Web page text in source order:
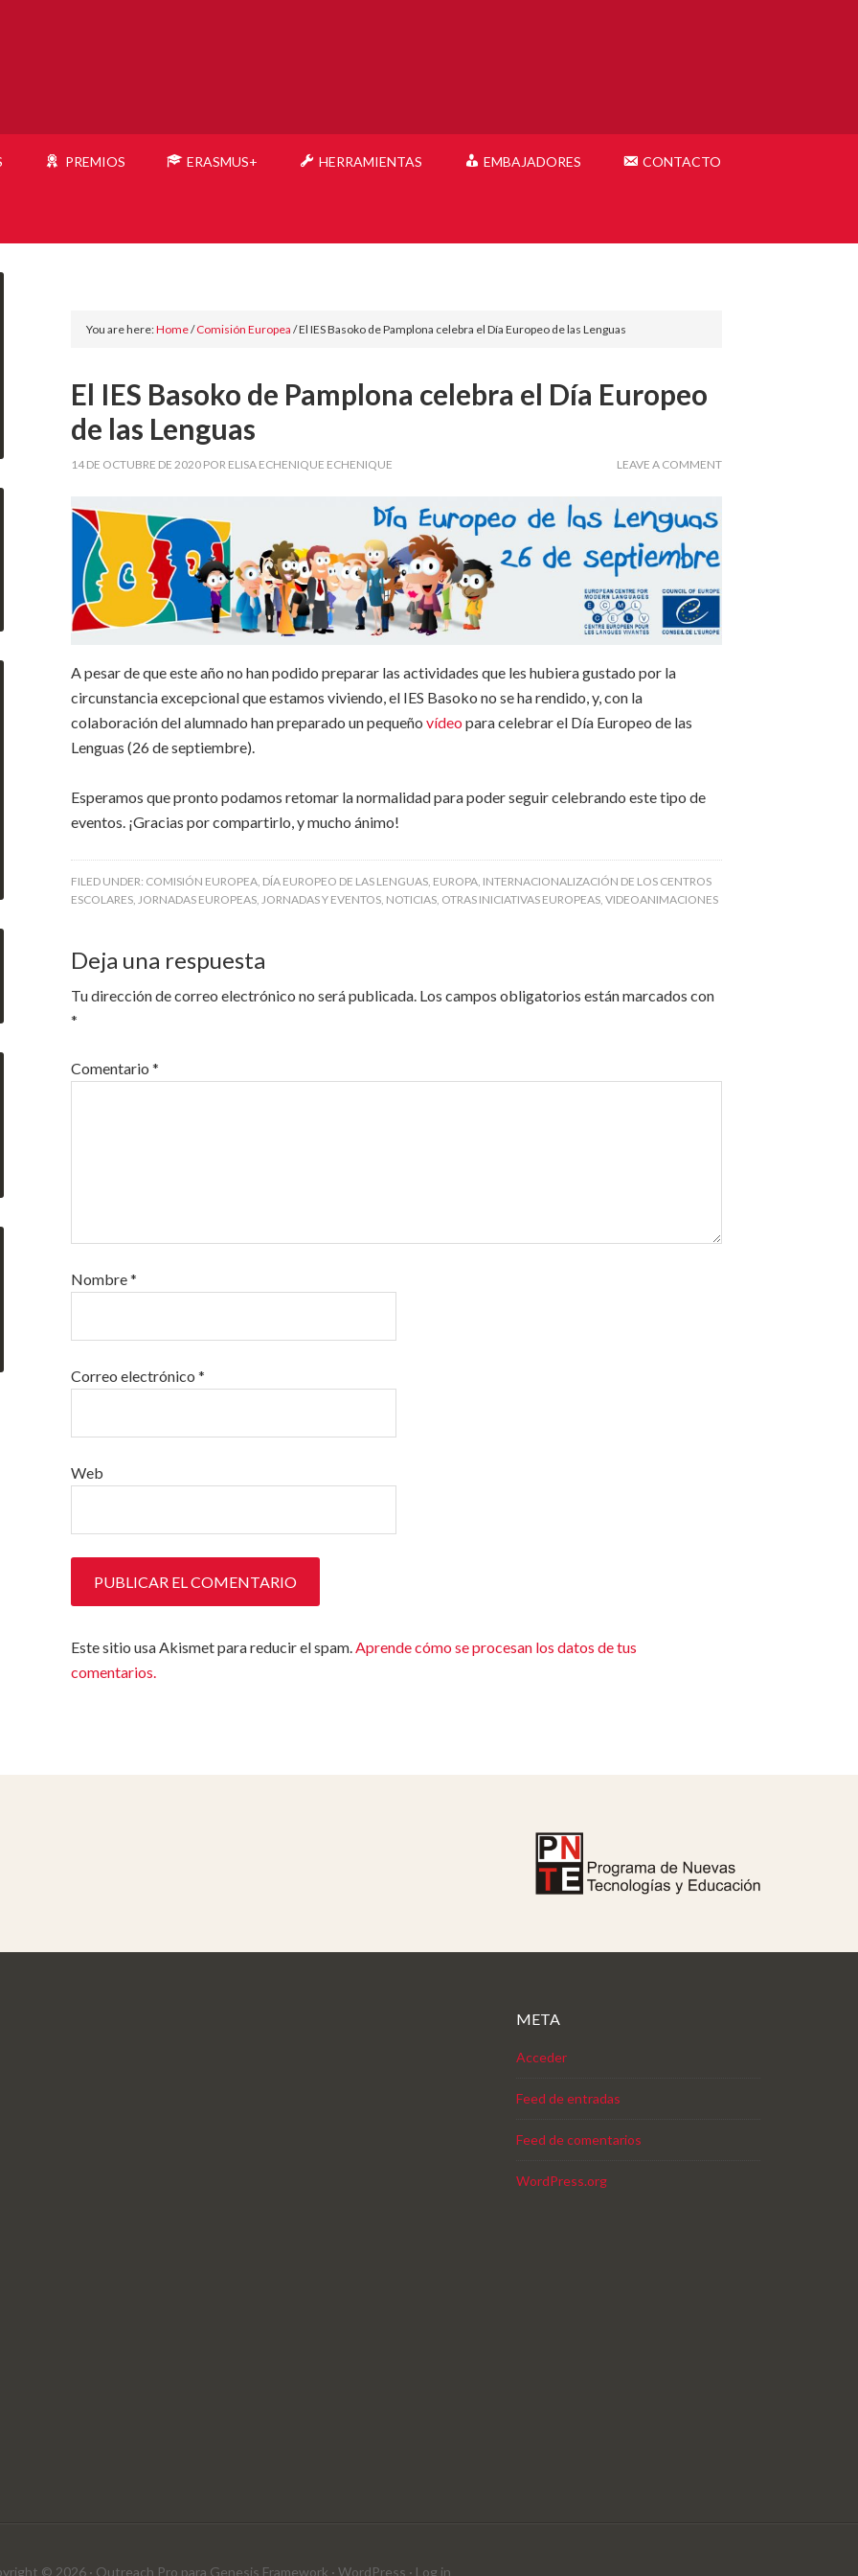
PREMIOS ERASMUS+ HERRAMIENTAS EMBAJADORES CONTACTO
You are here:Home/ Comisión Europea /El IES Basoko de Pamplona celebra el Día Europeo de las Lenguas
El IES Basoko de Pamplona celebra el Día Europeo
de las Lenguas
14 DE OCTUBRE DE 2020 POR ELISA ECHENIQUE ECHENIQUE LEAVE A COMMENT
A pesar de que este año no han podido preparar las actividades que les hubiera gustado por la
circunstancia excepcional que estamos viviendo, el IES Basoko no se ha rendido, y, con la
colaboración del alumnado han preparado un pequeño vídeo para celebrar el Día Europeo de las
Lenguas (26 de septiembre).
Esperamos que pronto podamos retomar la normalidad para poder seguir celebrando este tipo de
eventos. ¡Gracias por compartirlo, y mucho ánimo!
FILED UNDER: COMISIÓN EUROPEA, DÍA EUROPEO DE LAS LENGUAS, EUROPA, INTERNACIONALIZACIÓN DE LOS CENTROS
ESCOLARES, JORNADAS EUROPEAS, JORNADAS Y EVENTOS, NOTICIAS, OTRAS INICIATIVAS EUROPEAS, VIDEOANIMACIONES
Deja una respuesta
Tu dirección de correo electrónico no será publicada. Los campos obligatorios están marcados con
*
Comentario *
Nombre*
Correo electrónico *
Web
Este sitio usa Akismet para reducir el spam.Aprende cómo se procesan los datos de tus
comentarios.
META
Acceder
Feed de entradas
Feed de comentarios
WordPress.org
© 2026 · Outreach Pro para Genesis Framework · WordPress · Log in